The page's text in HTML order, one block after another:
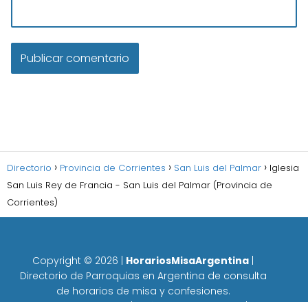
Directorio Provincia de Corrientes San Luis del Palmar
Iglesia
San Luis Rey de Francia - San Luis del Palmar (Provincia de
Corrientes)
Copyright © 2026 HorariosMisaArgentina
Directorio de Parroquias en Argentina de consulta
de horarios de misa y confesiones.